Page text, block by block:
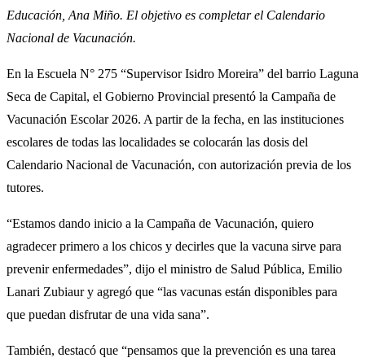
Educación, Ana Miño. El objetivo es completar el Calendario
Nacional de Vacunación.
En la Escuela N° 275 “Supervisor Isidro Moreira” del barrio Laguna
Seca de Capital, el Gobierno Provincial presentó la Campaña de
Vacunación Escolar 2026. A partir de la fecha, en las instituciones
escolares de todas las localidades se colocarán las dosis del
Calendario Nacional de Vacunación, con autorización previa de los
tutores.
“Estamos dando inicio a la Campaña de Vacunación, quiero
agradecer primero a los chicos y decirles que la vacuna sirve para
prevenir enfermedades”, dijo el ministro de Salud Pública, Emilio
Lanari Zubiaur y agregó que “las vacunas están disponibles para
que puedan disfrutar de una vida sana”.
También, destacó que “pensamos que la prevención es una tarea